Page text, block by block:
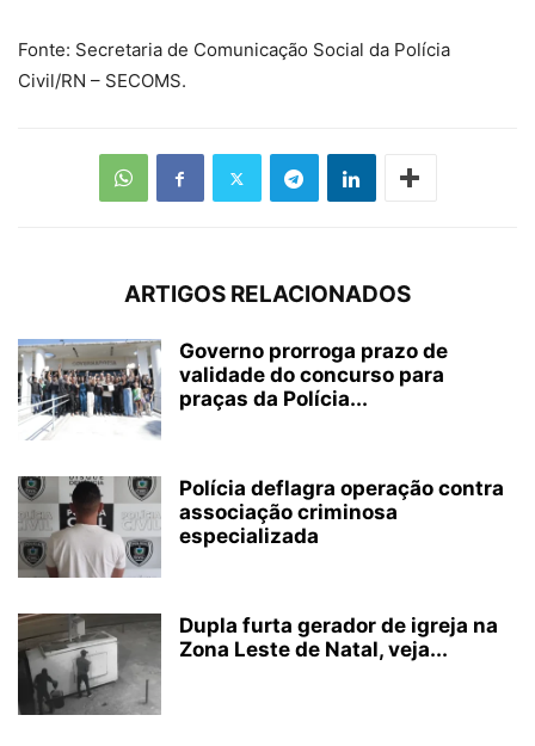
Fonte: Secretaria de Comunicação Social da Polícia
Civil/RN – SECOMS.
ARTIGOS RELACIONADOS
Governo prorroga prazo de
validade do concurso para
praças da Polícia...
Polícia deflagra operação contra
associação criminosa
especializada
Dupla furta gerador de igreja na
Zona Leste de Natal, veja...